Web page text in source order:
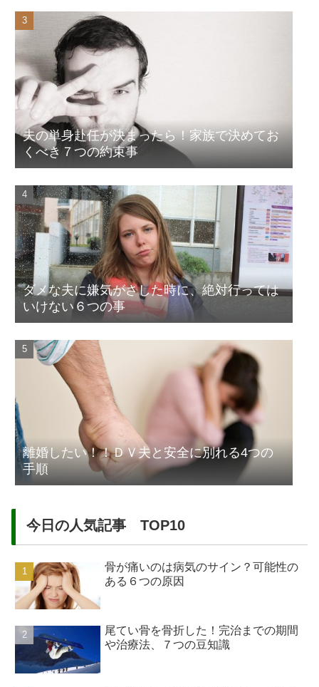
夫の単身赴任が決まったら！家族で決めてお
くべき７つの約束事
ダメな夫に嫌気がさした時に、絶対行っては
いけない６つの事
離婚したい！！ＤＶ夫と安全に別れる4つの
手順
今日の人気記事 TOP10
骨が痛いのは病気のサイン？可能性の
ある６つの原因
尾てい骨を骨折した！完治までの期間
や治療法、７つの豆知識